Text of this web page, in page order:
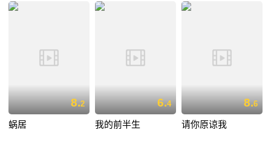
8.2
蜗居
6.4
我的前半生
8.6
请你原谅我